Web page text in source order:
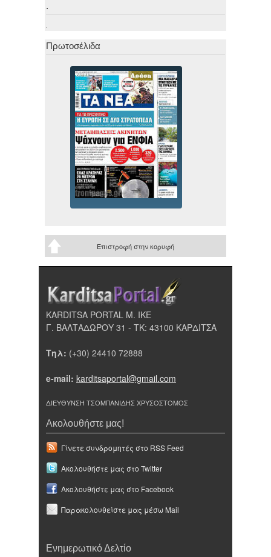
.
.
Πρωτοσέλιδα
Επιστροφή στην κορυφή
KARDITSA PORTAL Μ. ΙΚΕ
Γ. ΒΑΛΤΑΔΩΡΟΥ 31 - ΤΚ: 43100 ΚΑΡΔΙΤΣΑ
Τηλ: (+30) 24410 72888
e-mail: karditsaportal@gmail.com
ΔΙΕΥΘΥΝΣΗ ΤΣΟΜΠΑΝΙΔΗΣ ΧΡΥΣΟΣΤΟΜΟΣ
Ακολουθήστε μας!
Γίνετε συνδρομητές στο RSS Feed
Ακολουθήστε μας στο Twitter
Ακολουθήστε μας στο Facebook
Παρακολουθείστε μας μέσω Mail
Ενημερωτικό Δελτίο